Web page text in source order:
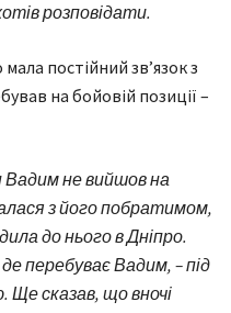
розповідати.
постійний зв’язок з
на бойовій позиції –
Вадим не вийшов на
з його побратимом,
до нього в Дніпро.
перебуває Вадим, – під
Ще сказав, що вночі